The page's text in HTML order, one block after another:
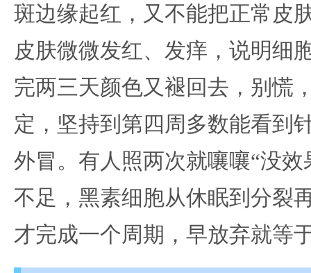
斑边缘起红，又不能把正常皮
皮肤微微发红、发痒，说明细
完两三天颜色又褪回去，别慌
定，坚持到第四周多数能看到
外冒。有人照两次就嚷嚷“没
不足，黑素细胞从休眠到分裂
才完成一个周期，早放弃就等